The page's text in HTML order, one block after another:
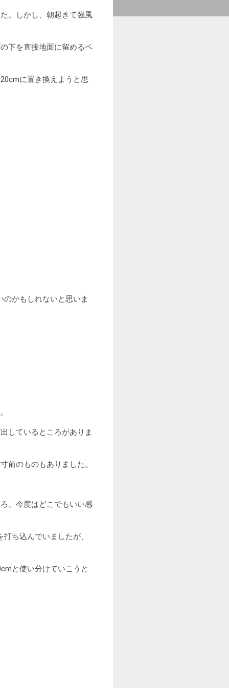
。しかし、朝起きて強風
下を直接地面に留めるペ
に置き換えようと思
かもしれないと思いま
しているところがありま
前のものもありました。
、今度はどこでもいい感
ち込んでいましたが、
と使い分けていこうと